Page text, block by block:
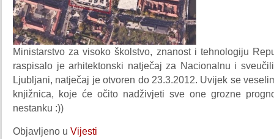
Ministarstvo za visoko školstvo, znanost i tehnologiju
raspisalo je arhitektonski natječaj za Nacionalnu i
Ljubljani, natječaj je otvoren do 23.3.2012. Uvijek se
knjižnica, koje će očito nadživjeti sve one grozne
nestanku :))
Objavljeno u Vijesti